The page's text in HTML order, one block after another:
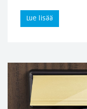
Lue lisää